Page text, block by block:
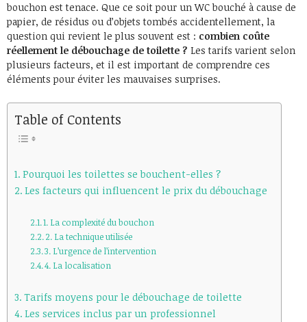
bouchon est tenace. Que ce soit pour un WC bouché à cause de
papier, de résidus ou d’objets tombés accidentellement, la
question qui revient le plus souvent est : combien coûte
réellement le débouchage de toilette ? Les tarifs varient selon
plusieurs facteurs, et il est important de comprendre ces
éléments pour éviter les mauvaises surprises.
Table of Contents
Pourquoi les toilettes se bouchent-elles ?
Les facteurs qui influencent le prix du débouchage
1. La complexité du bouchon
2. La technique utilisée
3. L’urgence de l’intervention
4. La localisation
Tarifs moyens pour le débouchage de toilette
Les services inclus par un professionnel